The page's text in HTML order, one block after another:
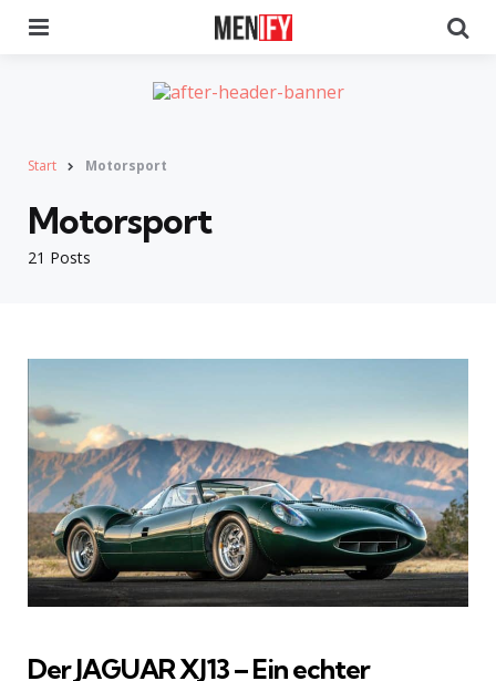
Start Motorsport
21 Posts
Motorsport
Der JAGUAR XJ13 – Ein echter